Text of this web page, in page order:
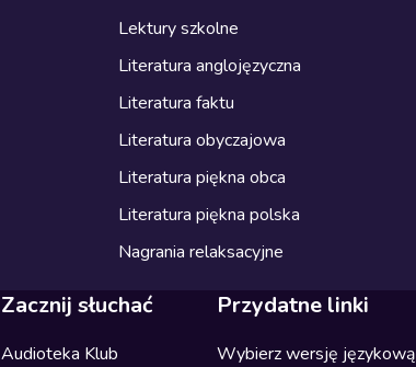
Lektury szkolne
Literatura anglojęzyczna
Literatura faktu
Literatura obyczajowa
Literatura piękna obca
Literatura piękna polska
Nagrania relaksacyjne
Zacznij słuchać
Audioteka Klub
Przydatne linki
Wybierz wersję językową